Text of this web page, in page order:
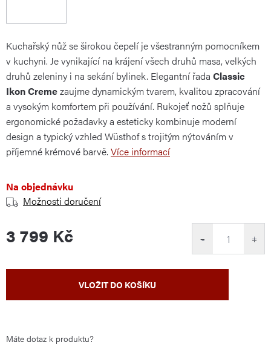
Kuchařský nůž se širokou čepelí je všestranným pomocníkem
v kuchyni. Je vynikající na krájení všech druhů masa, velkých
druhů zeleniny i na sekání bylinek. Elegantní řada Classic
Ikon Cremezaujme dynamickým tvarem, kvalitou zpracování
a vysokým komfortem při používání. Rukojeť nožů splňuje
ergonomické požadavky a esteticky kombinuje moderní
design a typický vzhled Wüsthof s trojitým nýtováním v
příjemné krémové barvě. Více informací
Na objednávku
Možnosti doručení
3 799 Kč +
−
VLOŽIT DO KOŠÍKU
Máte dotaz k produktu?